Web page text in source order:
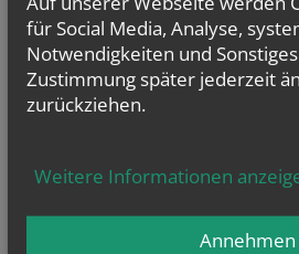
für Social Media, Analyse,
Notwendigkeiten und
Zustimmung später jederzeit
zurückziehen.
Weitere Informationen
Annehmen